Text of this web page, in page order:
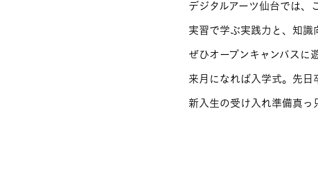
デジタルアーツ仙台では、
実習で学ぶ実践力と、知識
ぜひオープンキャンパスに
来月になれば入学式。先日
新入生の受け入れ準備真っ